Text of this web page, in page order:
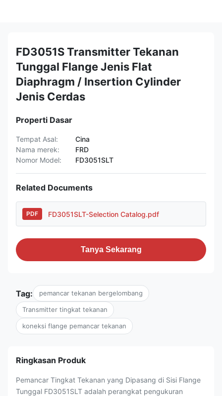
FD3051S Transmitter Tekanan
Tunggal Flange Jenis Flat
Diaphragm / Insertion Cylinder
Jenis Cerdas
Properti Dasar
Tempat Asal:
Cina
Nama merek:
FRD
Nomor Model:
FD3051SLT
Related Documents
PDF FD3051SLT-Selection Catalog.pdf
Tanya Sekarang
Tag: pemancar tekanan bergelombang
Transmitter tingkat tekanan
koneksi flange pemancar tekanan
Ringkasan Produk
Pemancar Tingkat Tekanan yang Dipasang di Sisi Flange
Tunggal FD3051SLT adalah perangkat pengukuran